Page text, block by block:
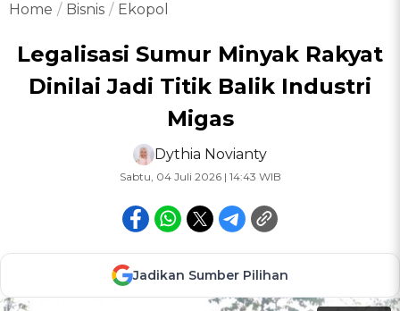
Home Bisnis Ekopol
Legalisasi Sumur Minyak Rakyat
Dinilai Jadi Titik Balik Industri
Migas
Dythia Novianty
Sabtu, 04 Juli 2026 | 14:43 WIB
Jadikan Sumber Pilihan